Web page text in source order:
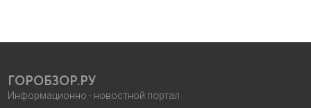
ГОРОБЗОР.РУ
Информационно - новостной портал